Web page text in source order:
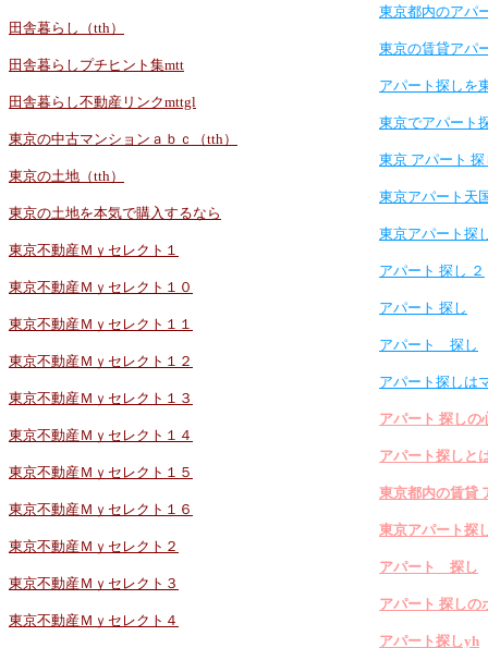
田舎暮らし（tth）
田舎暮らしプチヒント集mtt
田舎暮らし不動産リンクmttgl
東京の中古マンションａｂｃ（tth）
東京の土地（tth）
東京の土地を本気で購入するなら
東京不動産Ｍｙセレクト１
東京不動産Ｍｙセレクト１０
東京不動産Ｍｙセレクト１１
東京不動産Ｍｙセレクト１２
東京不動産Ｍｙセレクト１３
東京不動産Ｍｙセレクト１４
東京不動産Ｍｙセレクト１５
東京不動産Ｍｙセレクト１６
東京不動産Ｍｙセレクト２
東京不動産Ｍｙセレクト３
東京不動産Ｍｙセレクト４
東京都内のアパ
東京の賃貸アパ
アパート探しを
東京でアパート
東京 アパート 探
東京アパート天
東京アパート探
アパート 探し ２
アパート 探し
アパート 探し
アパート探しは
アパート 探しの
アパート探しと
東京都内の賃貸
東京アパート探
アパート 探し
アパート 探しの
アパート探しyh